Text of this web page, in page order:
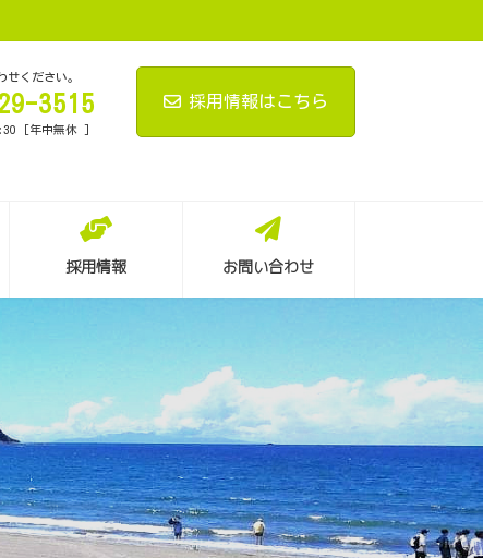
せください。
3515
[年中無休 ]
採用情報はこちら
採用情報 お問い合わせ